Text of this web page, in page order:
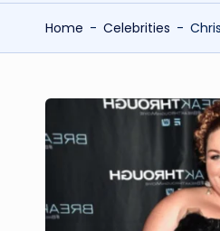
Home - Celebrities -